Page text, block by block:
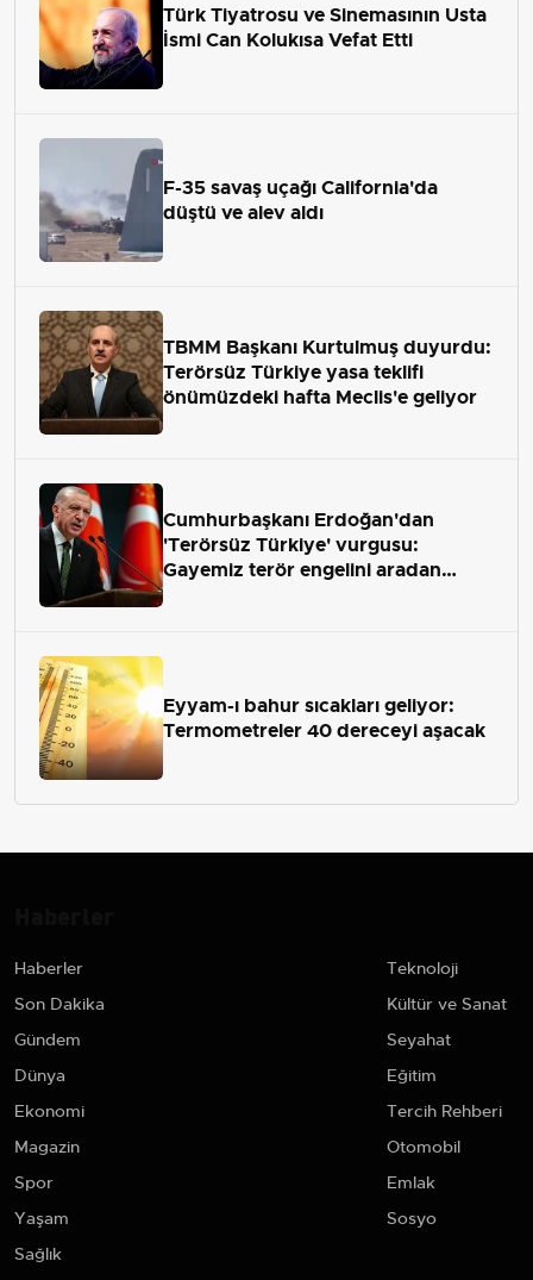
Türk Tiyatrosu ve Sinemasının Usta
İsmi Can Kolukısa Vefat Etti
F-35 savaş uçağı California'da
düştü ve alev aldı
TBMM Başkanı Kurtulmuş duyurdu:
Terörsüz Türkiye yasa teklifi
önümüzdeki hafta Meclis'e geliyor
Cumhurbaşkanı Erdoğan'dan
'Terörsüz Türkiye' vurgusu:
Gayemiz terör engelini aradan
Eyyam-ı bahur sıcakları geliyor:
Termometreler 40 dereceyi aşacak
Haberler
Son Dakika
Gündem
Dünya
Ekonomi
Magazin
Spor
Yaşam
Sağlık
Teknoloji
Kültür ve Sanat
Seyahat
Eğitim
Tercih Rehberi
Otomobil
Emlak
Sosyo